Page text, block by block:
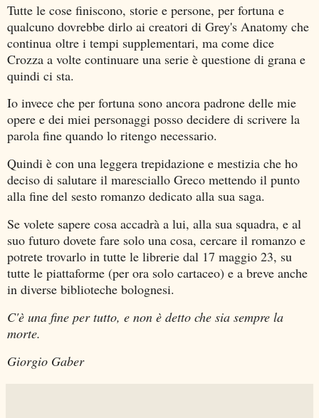
Tutte le cose finiscono, storie e persone, per fortuna e
qualcuno dovrebbe dirlo ai creatori di Grey's Anatomy che
continua oltre i tempi supplementari, ma come dice
Crozza a volte continuare una serie è questione di grana e
quindi ci sta.
Io invece che per fortuna sono ancora padrone delle mie
opere e dei miei personaggi posso decidere di scrivere la
parola fine quando lo ritengo necessario.
Quindi è con una leggera trepidazione e mestizia che ho
deciso di salutare il maresciallo Greco mettendo il punto
alla fine del sesto romanzo dedicato alla sua saga.
Se volete sapere cosa accadrà a lui, alla sua squadra, e al
suo futuro dovete fare solo una cosa, cercare il romanzo e
potrete trovarlo in tutte le librerie dal 17 maggio 23, su
tutte le piattaforme (per ora solo cartaceo) e a breve anche
in diverse biblioteche bolognesi.
C'è una fine per tutto, e non è detto che sia sempre la
morte.
Giorgio Gaber